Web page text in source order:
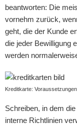
beantworten: Die
vornehm zurück,
geht, die der Kunde
die jeder Bewilligung
werden
Kreditkarte: Voraussetzungen
Schreiben, in dem
interne Richtlinien